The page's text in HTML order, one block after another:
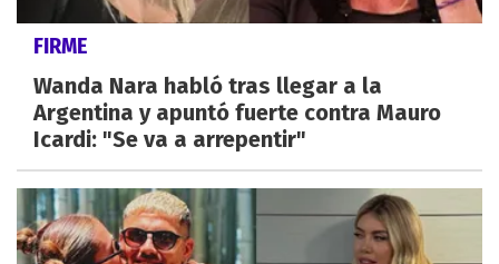
FIRME
Wanda Nara habló tras llegar a la
Argentina y apuntó fuerte contra Mauro
Icardi: "Se va a arrepentir"